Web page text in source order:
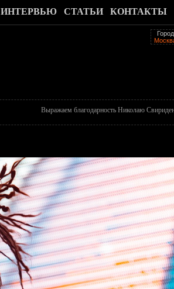
ИНТЕРВЬЮ СТАТЬИ КОНТАКТЫ
Город
Выражаем благодарность Николаю